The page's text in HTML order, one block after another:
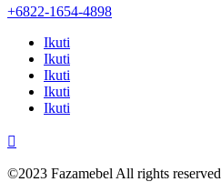
+6822-1654-4898
Ikuti
Ikuti
Ikuti
Ikuti
Ikuti

©2023 Fazamebel All rights reserved